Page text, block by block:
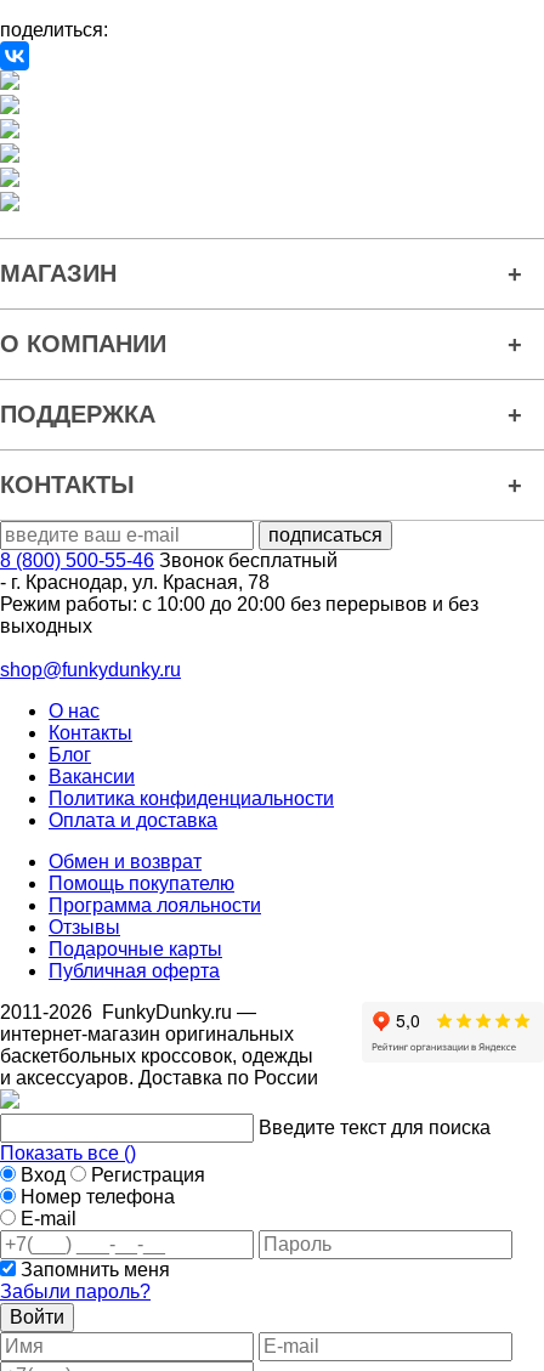
поделиться:
МАГАЗИН
О КОМПАНИИ
ПОДДЕРЖКА
КОНТАКТЫ
8 (800) 500-55-46 Звонок бесплатный
- г. Краснодар, ул. Красная, 78
Режим работы: с 10:00 до 20:00 без перерывов и без
выходных
shop@funkydunky.ru
О нас
Контакты
Блог
Вакансии
Политика конфиденциальности
Оплата и доставка
Обмен и возврат
Помощь покупателю
Программа лояльности
Отзывы
Подарочные карты
Публичная оферта
2011-2026 FunkyDunky.ru —
интернет-магазин оригинальных
баскетбольных кроссовок, одежды
и аксессуаров. Доставка по России
Введите текст для поиска
Показать все ()
Вход
Регистрация
Номер телефона
E-mail
Запомнить меня
Забыли пароль?
Войти